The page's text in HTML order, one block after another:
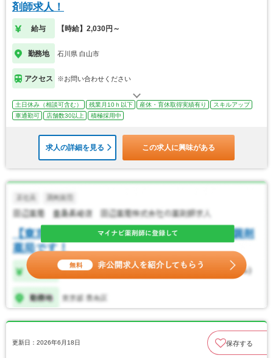
剤師求人！
給与 【時給】2,030円～
勤務地 石川県 白山市
アクセス ※お問い合わせください
土日休み（相談可含む） 残業月10ｈ以下 産休・育休取得実績有り
スキルアップ
車通勤可
店舗数30以上 積極採用中
求人の詳細を見る この求人に興味がある
更新日：2026年6月18日 保存する